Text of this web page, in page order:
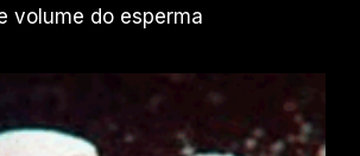
volume do esperma